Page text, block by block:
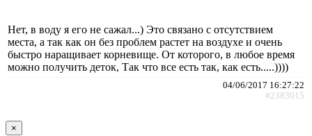
Нет, в воду я его не сажал...) Это связано с отсутствием
места, а так как он без проблем растет на воздухе и очень
быстро наращивает корневище. От которого, в любое время
можно получить деток, Так что все есть так, как есть.....))))
04/06/2017 16:27:22
#2383015
×